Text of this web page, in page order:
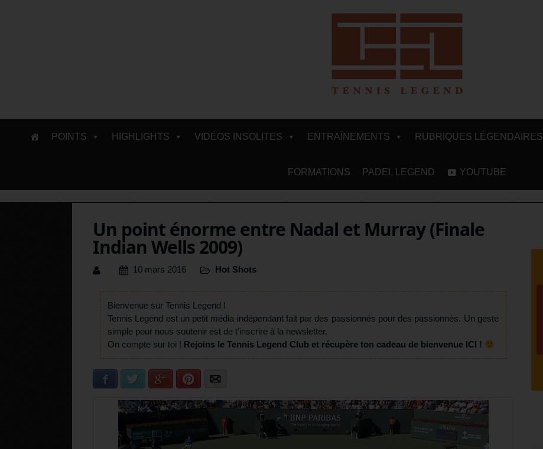
POINTS HIGHLIGHTS VIDÉOS INSOLITES ENTRAÎNEMENTS RUBRIQUES LÉGENDAIRES
FORMATIONS PADEL LEGEND YOUTUBE
Un point énorme entre Nadal et Murray (Finale
Indian Wells 2009)
10 mars 2016 Hot Shots
Bienvenue sur Tennis Legend !
Tennis Legend est un petit média indépendant fait par des passionnés pour des passionnés. Un geste
simple pour nous soutenir est de t’inscrire à la newsletter.
On compte sur toi ! Rejoins le Tennis Legend Club et récupère ton cadeau de bienvenue ICI !
Facebook Twitter Google+ Pinterest